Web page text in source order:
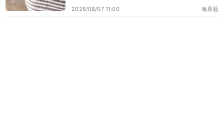
海原藍
2026/08/07 11:00